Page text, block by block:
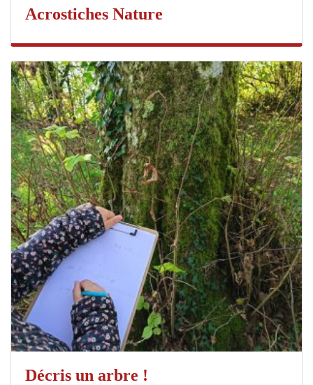
Acrostiches Nature
Décris un arbre !